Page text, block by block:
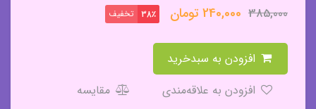
385,000
240,000تومان 38٪ تخفیف
مقایسه